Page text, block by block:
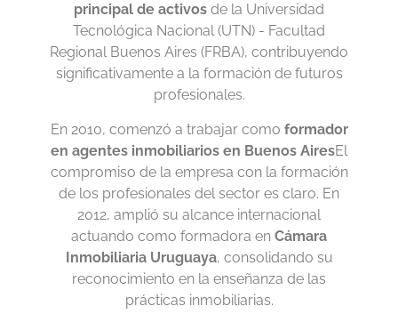
principal de activos de la Universidad
Tecnológica Nacional (UTN) - Facultad
Regional Buenos Aires (FRBA), contribuyendo
significativamente a la formación de futuros
profesionales.
En 2010, comenzó a trabajar como formador
en agentes inmobiliarios en Buenos AiresEl
compromiso de la empresa con la formación
de los profesionales del sector es claro. En
2012, amplió su alcance internacional
actuando como formadora en Cámara
Inmobiliaria Uruguaya, consolidando su
reconocimiento en la enseñanza de las
prácticas inmobiliarias.